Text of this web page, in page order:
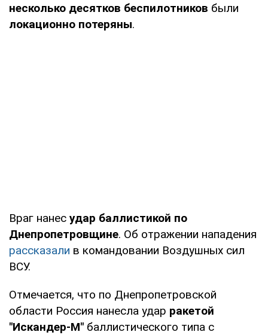
несколько десятков беспилотников были
локационно потеряны.
Враг нанес удар баллистикой по
Днепропетровщине. Об отражении нападения
рассказали в командовании Воздушных сил
ВСУ.
Отмечается, что по Днепропетровской
области Россия нанесла удар ракетой
"Искандер-М" баллистического типа с